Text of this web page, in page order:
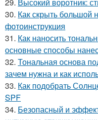
30. Как скрыть большой
фотоинструкция
31. Как наносить
основные способы
32. Тональная основа
зачем нужна и как
33. Как подобрать
SPF
34. Безопасный и